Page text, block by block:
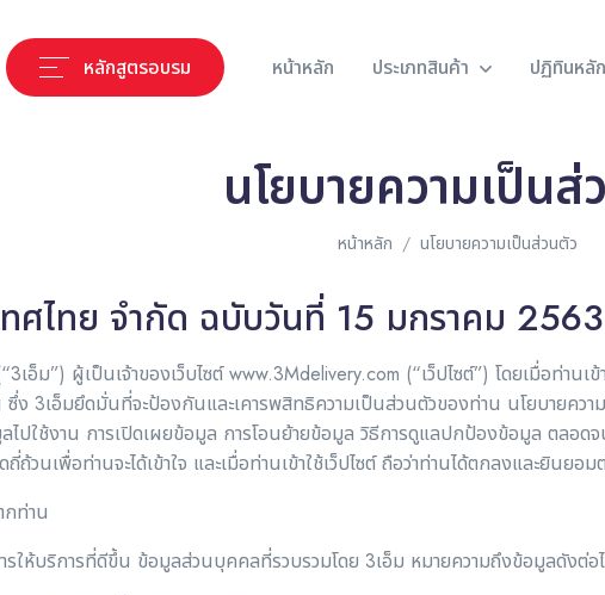
หลักสูตรอบรม หน้าหลัก ประเภทสินค้า ปฏิทินหลั
นโยบายความเป็นส่
หน้าหลัก นโยบายความเป็นส่วนตัว
ทศไทย จำกัด ฉบับวันที่ 15 มกราคม 2563
อ็ม”) ผู้เป็นเจ้าของเว็บไซต์ www.3Mdelivery.com (“เว็ปไซต์”) โดยเมื่อท่านเ
3เอ็มยึดมั่นที่จะป้องกันและเคารพสิทธิความเป็นส่วนตัวของท่าน นโยบายคว
ไปใช้งาน การเปิดเผยข้อมูล การโอนย้ายข้อมูล วิธีการดูแลปกป้องข้อมูล ตล
ถ้วนเพื่อท่านจะได้เข้าใจ และเมื่อท่านเข้าใช้เว็ปไซต์ ถือว่าท่านได้ตกลงและยินยอ
กท่าน
ให้บริการที่ดีขึ้น ข้อมูลส่วนบุคคลที่รวบรวมโดย 3เอ็ม หมายความถึงข้อมูลดังต่อ